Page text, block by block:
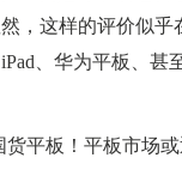
，这样的评价似乎
、华为平板、甚